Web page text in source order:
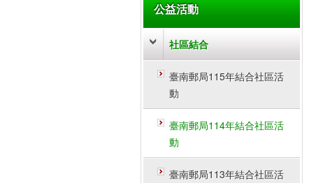
公益活動
社區結合
臺南郵局115年結合社區活
動
臺南郵局114年結合社區活
動
臺南郵局113年結合社區活